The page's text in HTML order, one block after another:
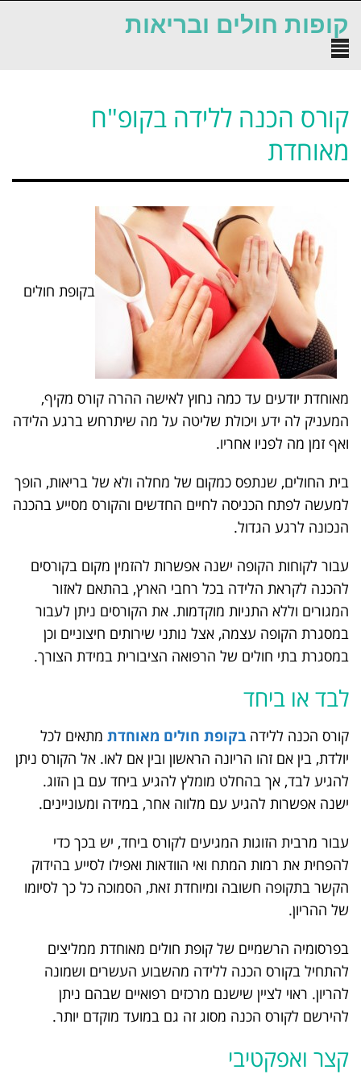
קופות חולים ובריאות
תפריט
קורס הכנה ללידה בקופ"ח
מאוחדת
בקופת חולים
מאוחדת יודעים עד כמה נחוץ לאישה ההרה קורס מקיף,
המעניק לה ידע ויכולת שליטה על מה שיתרחש ברגע הלידה
ואף זמן מה לפניו אחריו.
בית החולים, שנתפס כמקום של מחלה ולא של בריאות, הופך
למעשה לפתח הכניסה לחיים החדשים והקורס מסייע בהכנה
הנכונה לרגע הגדול.
עבור לקוחות הקופה ישנה אפשרות להזמין מקום בקורסים
להכנה לקראת הלידה בכל רחבי הארץ, בהתאם לאזור
המגורים וללא התניות מוקדמות. את הקורסים ניתן לעבור
במסגרת הקופה עצמה, אצל נותני שירותים חיצוניים וכן
במסגרת בתי חולים של הרפואה הציבורית במידת הצורך.
לבד או ביחד
קורס הכנה ללידה בקופת חולים מאוחדת מתאים לכל
יולדת, בין אם זהו הריונה הראשון ובין אם לאו. אל הקורס ניתן
להגיע לבד, אך בהחלט מומלץ להגיע ביחד עם בן הזוג.
ישנה אפשרות להגיע עם מלווה אחר, במידה ומעוניינים.
עבור מרבית הזוגות המגיעים לקורס ביחד, יש בכך כדי
להפחית את רמות המתח ואי הוודאות ואפילו לסייע בהידוק
הקשר בתקופה חשובה ומיוחדת זאת, הסמוכה כל כך לסיומו
של ההריון.
בפרסומיה הרשמיים של קופת חולים מאוחדת ממליצים
להתחיל בקורס הכנה ללידה מהשבוע העשרים ושמונה
להריון. ראוי לציין שישנם מרכזים רפואיים שבהם ניתן
להירשם לקורס הכנה מסוג זה גם במועד מוקדם יותר.
קצר ואפקטיבי